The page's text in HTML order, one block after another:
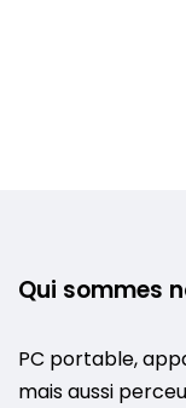
Qui sommes
PC portable,
mais aussi